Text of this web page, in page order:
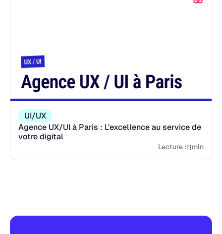
UI/UX
Agence UX/UI à Paris : L'excellence au service de
votre digital
Lecture :11min